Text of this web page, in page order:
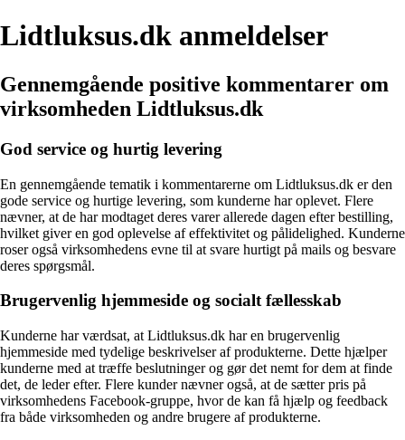
Lidtluksus.dk anmeldelser
Gennemgående positive kommentarer om
virksomheden Lidtluksus.dk
God service og hurtig levering
En gennemgående tematik i kommentarerne om Lidtluksus.dk er den
gode service og hurtige levering, som kunderne har oplevet. Flere
nævner, at de har modtaget deres varer allerede dagen efter bestilling,
hvilket giver en god oplevelse af effektivitet og pålidelighed. Kunderne
roser også virksomhedens evne til at svare hurtigt på mails og besvare
deres spørgsmål.
Brugervenlig hjemmeside og socialt fællesskab
Kunderne har værdsat, at Lidtluksus.dk har en brugervenlig
hjemmeside med tydelige beskrivelser af produkterne. Dette hjælper
kunderne med at træffe beslutninger og gør det nemt for dem at finde
det, de leder efter. Flere kunder nævner også, at de sætter pris på
virksomhedens Facebook-gruppe, hvor de kan få hjælp og feedback
fra både virksomheden og andre brugere af produkterne.